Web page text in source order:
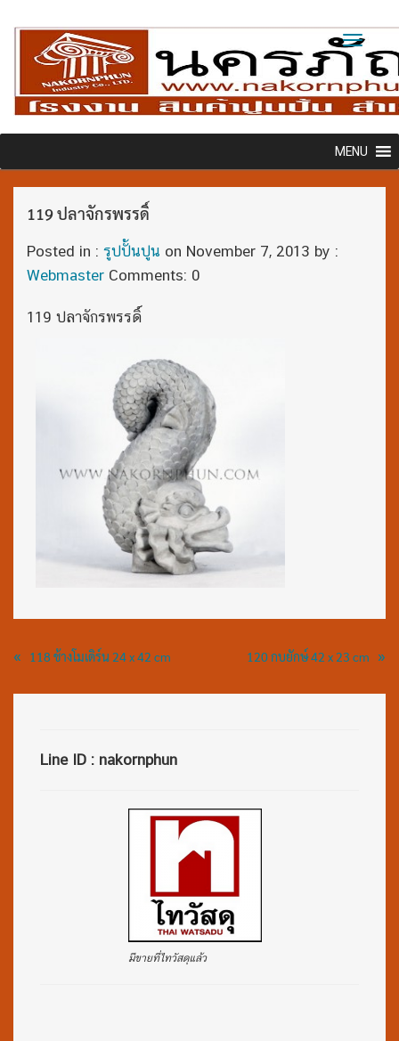
Toggle
MENU
119 ปลาจักรพรรดิ์
Posted in : รูปปั้นปูน on November 7, 2013 by :
Webmaster Comments: 0
119 ปลาจักรพรรดิ์
« 118 ช้างโมเดิร์น 24 x 42 cm 120 กบยักษ์ 42 x 23 cm »
Line ID : nakornphun
มีขายที่ไทวัสดุแล้ว